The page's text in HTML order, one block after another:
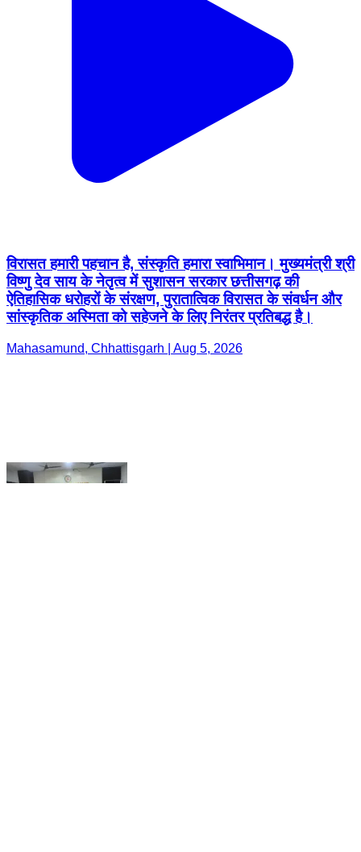
विरासत हमारी पहचान है, संस्कृति हमारा स्वाभिमान। मुख्यमंत्री श्री
विष्णु देव साय के नेतृत्व में सुशासन सरकार छत्तीसगढ़ की
Mahasamund, Chhattisgarh | Aug 5, 2026